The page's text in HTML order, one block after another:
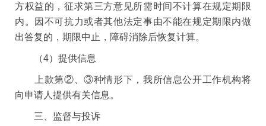
方权益的，征求第三方意见所需时间不计算在规定期限
内。因不可抗力或者其他法定事由不能在规定期限内做
出答复的，期限中止，障碍消除后恢复计算。
（4）提供信息
上款第②、③种情形下，我所信息公开工作机构将
向申请人提供有关信息。
三、监督与投诉